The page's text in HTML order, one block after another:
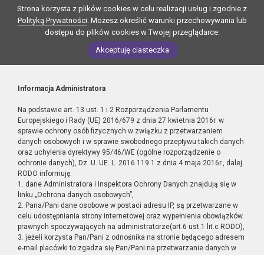
Strona korzysta z plików cookies w celu realizacji usług i zgodnie z
Polityką Prywatności. Możesz określić warunki przechowywania lub
dostępu do plików cookies w Twojej przeglądarce.
Akceptuję ciasteczka
Informacja Administratora
Na podstawie art. 13 ust. 1 i 2 Rozporządzenia Parlamentu
Europejskiego i Rady (UE) 2016/679 z dnia 27 kwietnia 2016r. w
sprawie ochrony osób fizycznych w związku z przetwarzaniem
danych osobowych i w sprawie swobodnego przepływu takich danych
oraz uchylenia dyrektywy 95/46/WE (ogólne rozporządzenie o
ochronie danych), Dz. U. UE. L. 2016.119.1 z dnia 4 maja 2016r., dalej
RODO informuję:
1. dane Administratora i Inspektora Ochrony Danych znajdują się w
linku „Ochrona danych osobowych”,
2. Pana/Pani dane osobowe w postaci adresu IP, są przetwarzane w
celu udostępniania strony internetowej oraz wypełnienia obowiązków
prawnych spoczywających na administratorze(art.6 ust.1 lit.c RODO),
3. jeżeli korzysta Pan/Pani z odnośnika na stronie będącego adresem
e-mail placówki to zgadza się Pan/Pani na przetwarzanie danych w